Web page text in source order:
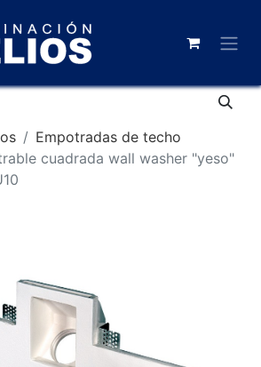
Empotradas de techo
cuadrada wall washer "yeso"